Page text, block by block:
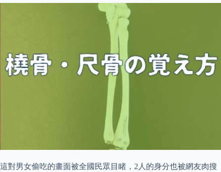
這對男女偷吃的畫面被全國民眾目睹，2人的身分也被網友肉搜